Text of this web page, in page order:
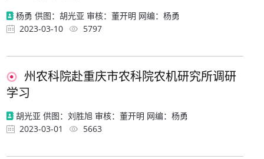
杨勇 供图：胡光亚 审核：董开明 网编：杨勇
2023-03-10
5797
州农科院赴重庆市农科院农机研究所调研
学习
胡光亚 供图：刘胜旭 审核：董开明 网编：杨勇
2023-03-01
5663